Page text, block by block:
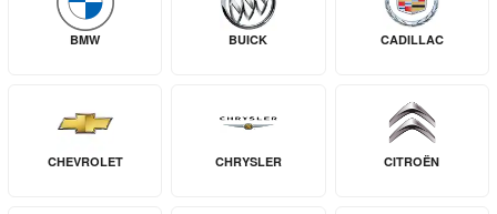
BMW BUICK CADILLAC
CHEVROLET CHRYSLER CITROËN